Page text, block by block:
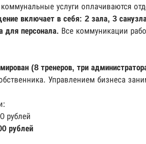
услуги оплачиваются
включает в себя: 2 зала, 3
для персонала. Все коммуникации
(8 тренеров, три
Управлением бизнеса
рублей
рублей